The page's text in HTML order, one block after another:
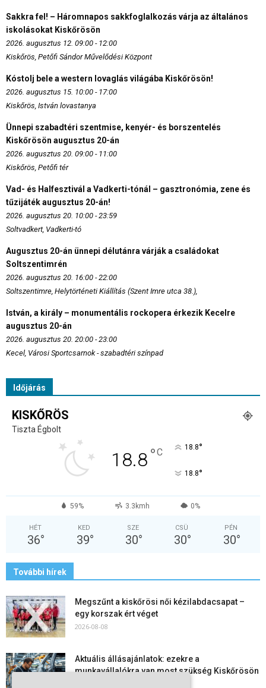
Sakkra fel! – Háromnapos sakkfoglalkozás várja az általános
iskolásokat Kiskőrösön
2026. augusztus 12. 09:00 - 12:00
Kiskőrös, Petőfi Sándor Művelődési Központ
Kóstolj bele a western lovaglás világába Kiskőrösön!
2026. augusztus 15. 10:00 - 17:00
Kiskőrös, István lovastanya
Ünnepi szabadtéri szentmise, kenyér- és borszentelés
Kiskőrösön augusztus 20-án
2026. augusztus 20. 09:00 - 11:00
Kiskőrös, Petőfi tér
Vad- és Halfesztivál a Vadkerti-tónál – gasztronómia, zene és
tűzijáték augusztus 20-án!
2026. augusztus 20. 10:00 - 23:59
Soltvadkert, Vadkerti-tó
Augusztus 20-án ünnepi délutánra várják a családokat
Soltszentimrén
2026. augusztus 20. 16:00 - 22:00
Soltszentimre, Helytörténeti Kiállítás (Szent Imre utca 38.),
István, a király – monumentális rockopera érkezik Kecelre
augusztus 20-án
2026. augusztus 20. 20:00 - 23:00
Kecel, Városi Sportcsarnok - szabadtéri színpad
Időjárás
KISKŐRÖS
Tiszta Égbolt
18.8°C 18.8°
18.8°
59% 3.3kmh 0%
HÉT
36°
KED
39°
SZE
30°
CSÜ
30°
PÉN
30°
További hírek
Megszűnt a kiskőrösi női kézilabdacsapat –
egy korszak ért véget
2026-08-08
Aktuális állásajánlatok: ezekre a
munkavállalókra van most szükség Kiskőrösön